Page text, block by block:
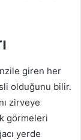
giren her
olduğunu bilir.
zirveye
görmeleri
yerde